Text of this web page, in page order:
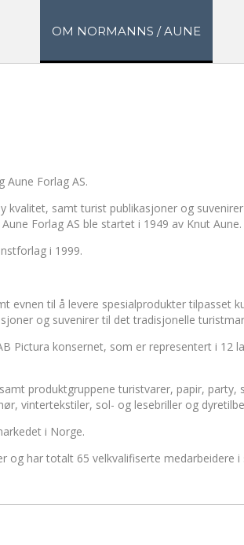
OM NORMANNS / AUNE
Forlag AS.
samt turist publikasjoner og
Forlag AS ble startet i 1949 av Knut Aune.
i 1999.
evnen til å levere spesialprodukter tilpasset
og suvenirer til det tradisjonelle
Pictura konsernet, som er representert i 12
produktgruppene turistvarer, papir,
vintertekstiler, sol- og lesebriller og
i Norge.
og har totalt 65 velkvalifiserte medarbeidere i